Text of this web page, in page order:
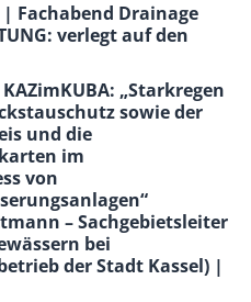
| Fachabend Drainage
verlegt auf den
„Starkregen
sowie der
und die
im
von
– Sachgebietsleiter
bei
der Stadt Kassel) |